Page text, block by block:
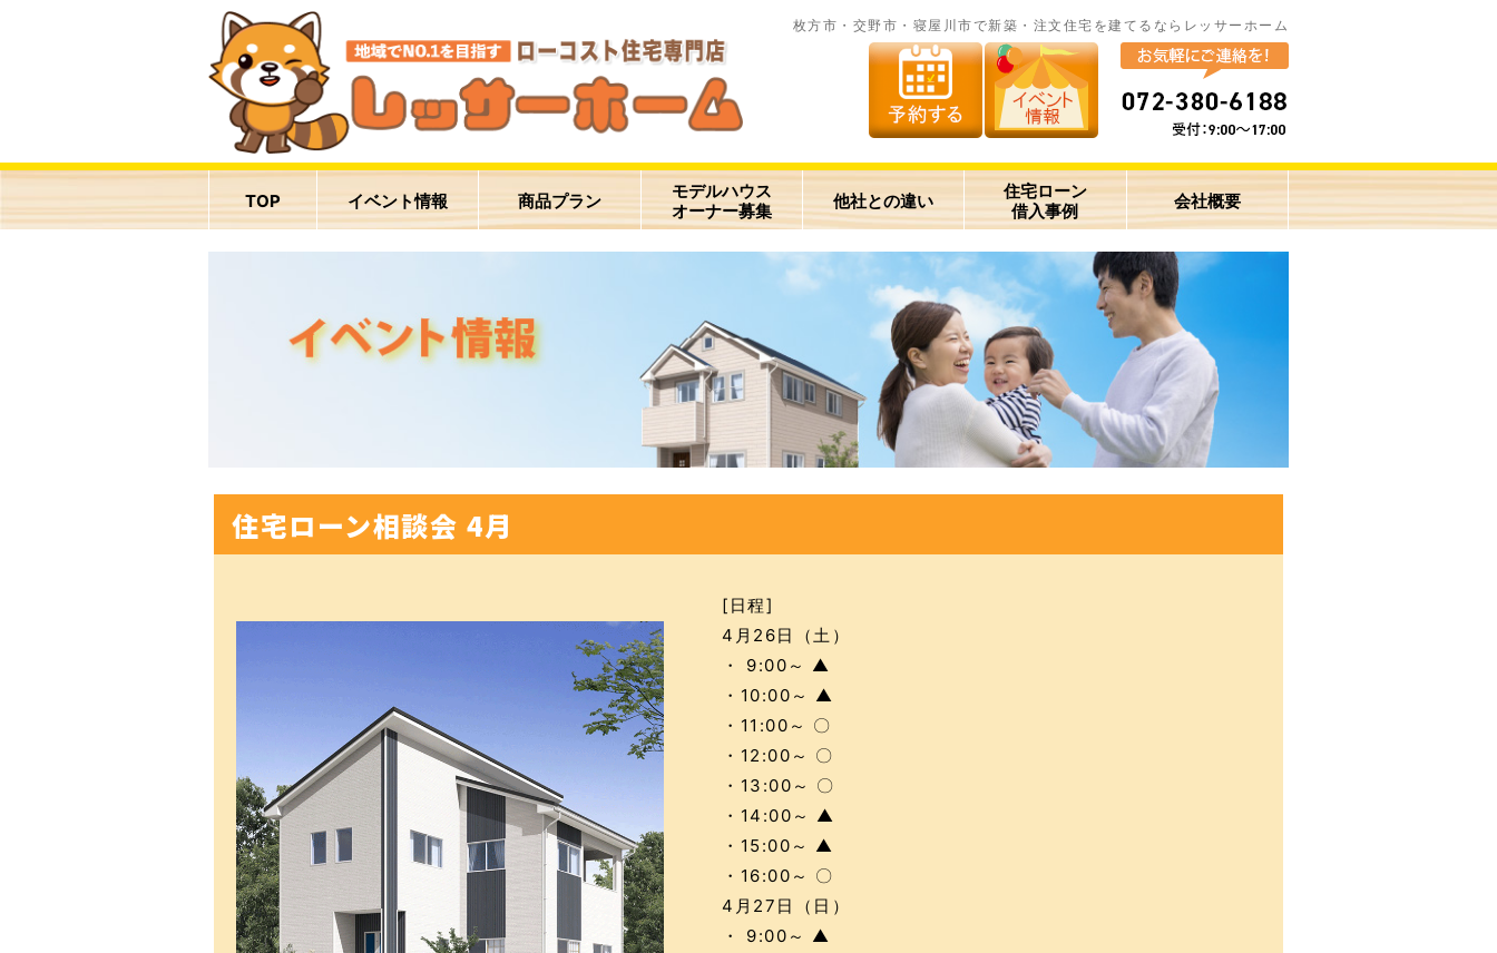
枚方市・交野市・寝屋川市で新築・注文住宅を建てるならレッサーホーム
TOP イベント情報 商品プラン
モデルハウス
オーナー募集
他社との違い
住宅ローン
借入事例
会社概要
住宅ローン相談会 4月
[日程]
4月26日（土）
・ 9:00～ ▲
・10:00～ ▲
・11:00～ 〇
・12:00～ 〇
・13:00～ 〇
・14:00～ ▲
・15:00～ ▲
・16:00～ 〇
4月27日（日）
・ 9:00～ ▲